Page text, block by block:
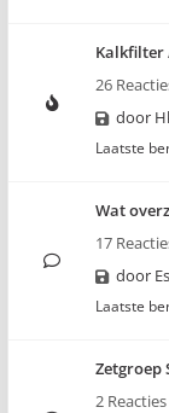
26
door
Laatste
Wat
17
door
Laatste
Zetgroep
2